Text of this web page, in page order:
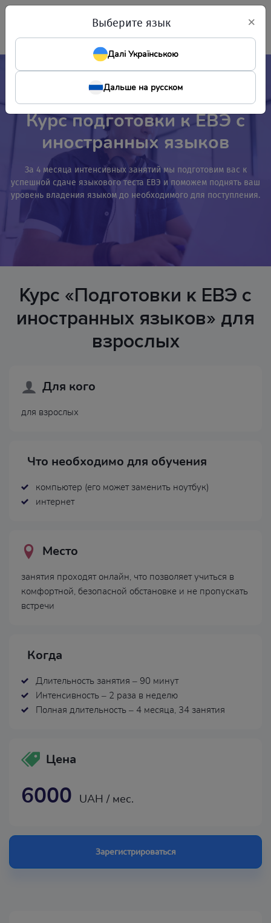
Курс подготовки к ЕВЭ с
иностранных языков
За 4 месяца интенсивных занятий мы подготовим вас к
успешной сдаче языкового теста ЕВЭ и поможем поднять ваш
уровень владения языком до необходимого для поступления.
Курс «Подготовки к ЕВЭ с
иностранных языков» для
взрослых
Для кого
для взрослых
Что необходимо для обучения
компьютер (его может заменить ноутбук)
интернет
Место
занятия проходят онлайн, что позволяет учиться в
комфортной, безопасной обстановке и не пропускать
встречи
Когда
Длительность занятия – 90 минут
Интенсивность – 2 раза в неделю
Полная длительность – 4 месяца, 34 занятия
Цена
6000 UAH / мес.
Зарегистрироваться
×
Выберите язык
Далі Українською
Дальше на русском